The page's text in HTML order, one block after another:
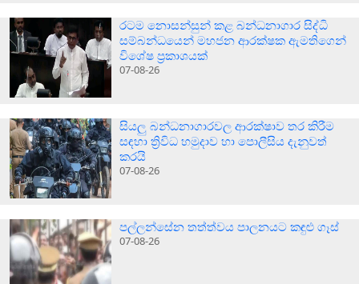
රටම නොසන්සුන් කළ බන්ධනාගාර සිද්ධි
සම්බන්ධයෙන් මහජන ආරක්ෂක ඇමතිගෙන්
විශේෂ ප්‍රකාශයක්
07-08-26
සියලු බන්ධනාගාරවල ආරක්ෂාව තර කිරීම
සඳහා ත්‍රිවිධ හමුදාව හා පොලීසිය දැනුවත්
කරයි
07-08-26
පල්ලන්සේන තත්ත්වය පාලනයට කඳුළු ගෑස්
07-08-26